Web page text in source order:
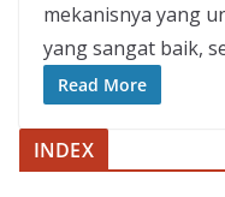
mekanisnya yang
yang sangat baik,
Read More
INDEX